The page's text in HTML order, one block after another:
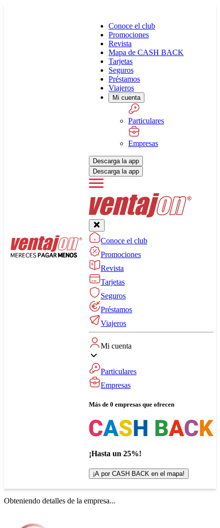
Conoce el club
Promociones
Revista
Mapa de CASH BACK
Tarjetas
Seguros
Préstamos
Viajeros
Mi cuenta
Particulares
Empresas
Descarga la app
Descarga la app
Conoce el club
Promociones
Revista
Tarjetas
Seguros
Préstamos
Viajeros
Mi cuenta
Particulares
Empresas
Más de 0 empresas que ofrecen
¡Hasta un 25%!
¡A por CASH BACK en el mapa!
Obteniendo detalles de la empresa...